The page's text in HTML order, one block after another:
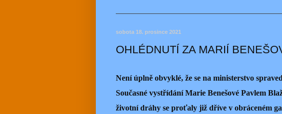
sobota 18. prosince 2021
OHLÉDNUTÍ ZA MARIÍ
Není úplně obvyklé, že se na ministerstvo
Současné vystřídání Marie Benešové Pavlem
životní dráhy se proťaly již dříve v obráceném